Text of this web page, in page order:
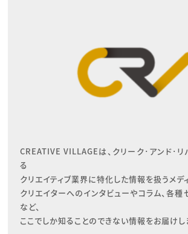
CREATIVE VILLAGEは、クリーク･アンド･
る
クリエイティブ業界に特化した情報を扱うメデ
クリエイターへのインタビューやコラム、各種
など、
ここでしか知ることのできない情報をお届けし